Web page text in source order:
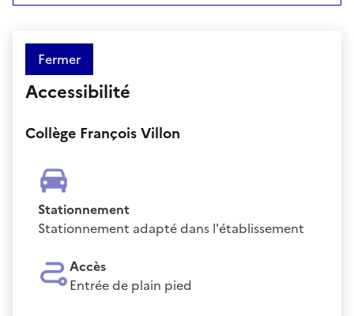
Fermer
Accessibilité
Collège François Villon
Stationnement
Stationnement adapté dans l'établissement
Accès
Entrée de plain pied